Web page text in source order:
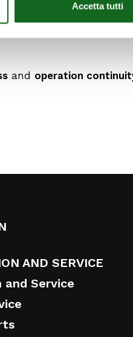
Accetta tutti
and operation
AND SERVICE
Service